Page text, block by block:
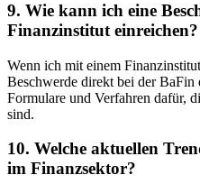
9. Wie kann ich eine
Finanzinstitut⁢ einreichen?
Wenn ich mit ‌einem
Beschwerde direkt bei der BaFin
Formulare und Verfahren dafür,
sind.
10. Welche aktuellen⁢
im Finanzsektor?